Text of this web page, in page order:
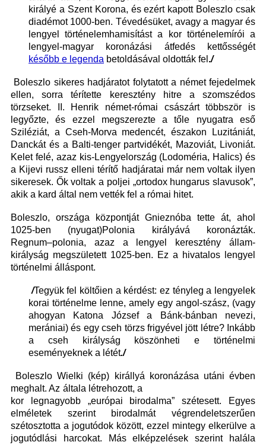
királyé a Szent Korona, és ezért kapott Boleszlo csak
diadémot 1000-ben. Tévedésüket, avagy a magyar és
lengyel történelemhamisítást a kor történelemírói a
lengyel-magyar koronázási átfedés kettősségét
később e legenda betoldásával oldották fel ./
Boleszlo sikeres hadjáratot folytatott a német fejedelmek
ellen, sorra térítette keresztény hitre a szomszédos
törzseket. II. Henrik német-római császárt többször is
legyőzte, és ezzel megszerezte a tőle nyugatra eső
Sziléziát, a Cseh-Morva medencét, északon Luzitániát,
Danckát és a Balti-tenger partvidékét, Mazoviát, Livoniát.
Kelet felé, azaz kis-Lengyelország (Lodoméria, Halics) és
a Kijevi russz elleni térítő hadjáratai már nem voltak ilyen
sikeresek. Ők voltak a poljei „ortodox hungarus slavusok”,
akik a kard által nem vették fel a római hitet.
Boleszlo, országa központját Gnieznóba tette át, ahol
1025-ben (nyugat)Polonia királyává koronázták.
Regnum–polonia, azaz a lengyel keresztény állam-
királyság megszületett 1025-ben. Ez a hivatalos lengyel
történelmi álláspont.
/Tegyük fel költőien a kérdést: ez tényleg a lengyelek
korai történelme lenne, amely egy angol-szász, (vagy
ahogyan Katona József a Bánk-bánban nevezi,
merániai) és egy cseh törzs frigyével jött létre? Inkább
a cseh királyság köszönheti e történelmi
eseményeknek a létét./
Boleszlo Wielki (kép) királlyá koronázása utáni évben
meghalt. Az általa létrehozott, a
kor legnagyobb „európai birodalma” szétesett. Egyes
elméletek szerint birodalmát végrendeletszerűen
szétosztotta a jogutódok között, ezzel mintegy elkerülve a
jogutódlási harcokat. Más elképzelések szerint halála